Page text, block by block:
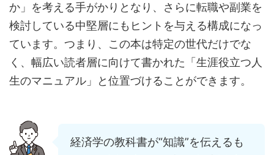
か」を考える手がかりとなり、さらに転職や副業を
検討している中堅層にもヒントを与える構成になっ
ています。つまり、この本は特定の世代だけでな
く、幅広い読者層に向けて書かれた「生涯役立つ人
生のマニュアル」と位置づけることができます。
経済学の教科書が“知識”を伝えるも